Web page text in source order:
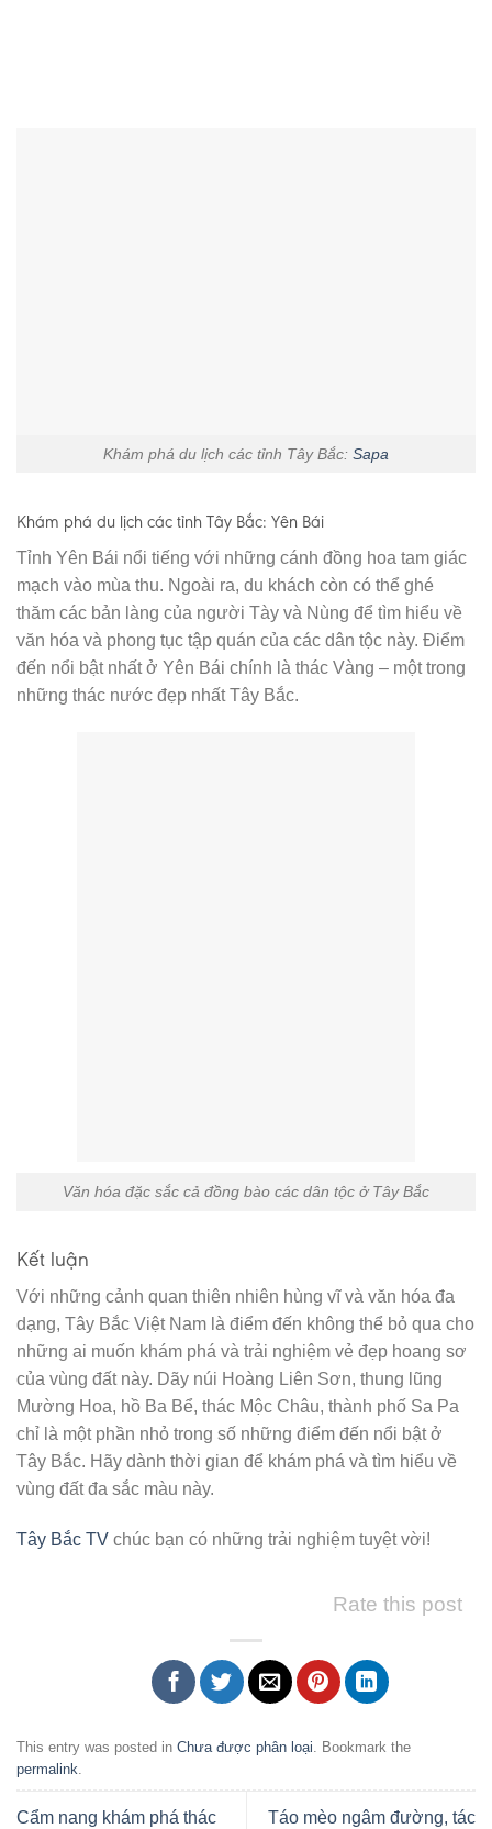
Khám phá du lịch các tỉnh Tây Bắc: Sapa
Khám phá du lịch các tỉnh Tây Bắc: Yên Bái
Tỉnh Yên Bái nổi tiếng với những cánh đồng hoa tam giác
mạch vào mùa thu. Ngoài ra, du khách còn có thể ghé
thăm các bản làng của người Tày và Nùng để tìm hiểu về
văn hóa và phong tục tập quán của các dân tộc này. Điểm
đến nổi bật nhất ở Yên Bái chính là thác Vàng – một trong
những thác nước đẹp nhất Tây Bắc.
Văn hóa đặc sắc cả đồng bào các dân tộc ở Tây Bắc
Kết luận
Với những cảnh quan thiên nhiên hùng vĩ và văn hóa đa
dạng, Tây Bắc Việt Nam là điểm đến không thể bỏ qua cho
những ai muốn khám phá và trải nghiệm vẻ đẹp hoang sơ
của vùng đất này. Dãy núi Hoàng Liên Sơn, thung lũng
Mường Hoa, hồ Ba Bể, thác Mộc Châu, thành phố Sa Pa
chỉ là một phần nhỏ trong số những điểm đến nổi bật ở
Tây Bắc. Hãy dành thời gian để khám phá và tìm hiểu về
vùng đất đa sắc màu này.
Tây Bắc TV chúc bạn có những trải nghiệm tuyệt vời!
Rate this post
This entry was posted in Chưa được phân loại. Bookmark the
permalink.
Cẩm nang khám phá thác
Táo mèo ngâm đường, tác